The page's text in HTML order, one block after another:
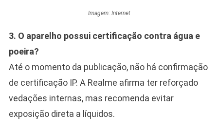
Imagem: Internet
3. O aparelho possui certificação contra água e
poeira?
Até o momento da publicação, não há confirmação
de certificação IP. A Realme afirma ter reforçado
vedações internas, mas recomenda evitar
exposição direta a líquidos.